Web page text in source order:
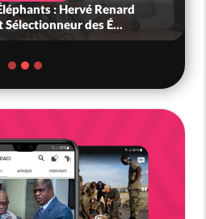
: Hervé Renard
des É...